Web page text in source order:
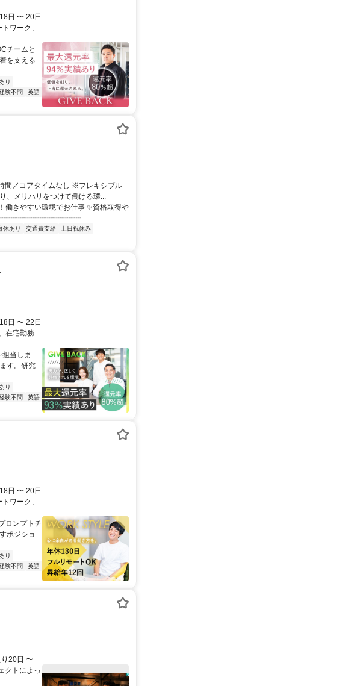
日 〜 20日
ワーク、
チームと
を支える
り
験不問
英語
間／コアタイムなし ※フレキシブル
、メリハリをつけて働ける環...
働きやすい環境でお仕事 ✨資格取得や
業務 ┈┈┈┈┈┈┈┈┈┈┈┈...
休あり 交通費支給
土日祝休み
日 〜 22日
在宅勤務
当しま
す。研究
り
験不問
英語
日 〜 20日
ワーク、
ロンプトチ
ポジショ
り
験不問
英語
20日 〜
クトによっ